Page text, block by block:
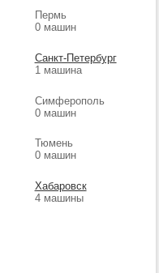
Пермь
0 машин
Санкт-Петербург
1 машина
Симферополь
0 машин
Тюмень
0 машин
Хабаровск
4 машины